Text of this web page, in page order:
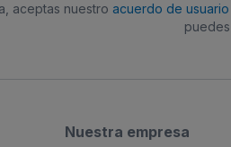
aceptas nuestro acuerdo de usuario
Nuestra empresa